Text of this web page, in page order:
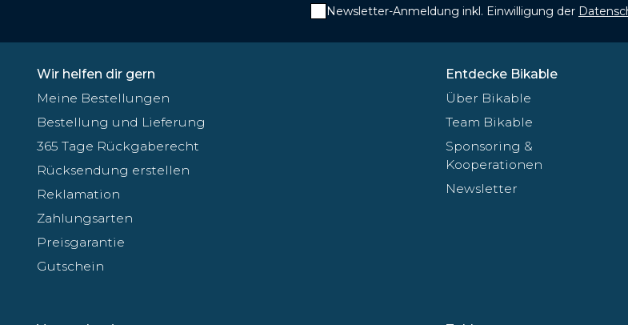
Newsletter-Anmeldung inkl. Einwilligung der
Wir helfen dir gern
Meine Bestellungen
Bestellung und Lieferung
365 Tage Rückgaberecht
Rücksendung erstellen
Reklamation
Zahlungsarten
Preisgarantie
Gutschein
Entdecke Bikable
Über Bikable
Team Bikable
Sponsoring &
Kooperationen
Newsletter